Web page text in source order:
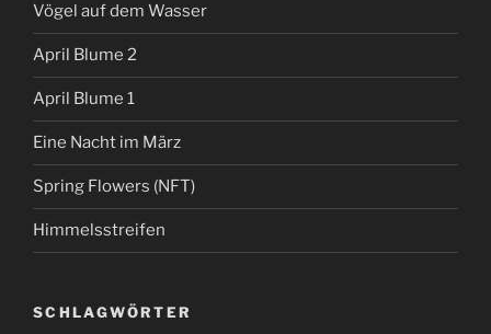
Vögel auf dem Wasser
April Blume 2
April Blume 1
Eine Nacht im März
Spring Flowers (NFT)
Himmelsstreifen
SCHLAGWÖRTER